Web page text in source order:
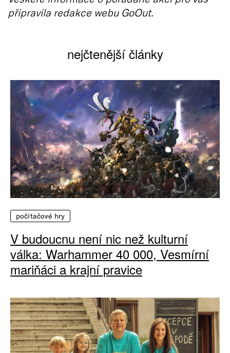
připravila redakce webu GoOut.
nejčtenější články
počítačové hry
V budoucnu není nic než kulturní
válka: Warhammer 40 000, Vesmírní
mariňáci a krajní pravice